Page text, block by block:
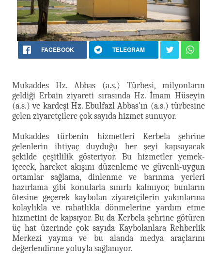
FACEBOOK TELEGRAM
Mukaddes Hz. Abbas (a.s.) Türbesi, milyonların
geldiği Erbain ziyareti sırasında Hz. İmam Hüseyin
(a.s.) ve kardeşi Hz. Ebulfazl Abbas'ın (a.s.) türbesine
gelen ziyaretçilere çok sayıda hizmet sunuyor.
Mukaddes türbenin hizmetleri Kerbela şehrine
gelenlerin ihtiyaç duyduğu her şeyi kapsayacak
şekilde çeşitlilik gösteriyor. Bu hizmetler yemek-
içecek, hareket akışını düzenleme ve güvenli-uygun
ortamlar sağlama, dinlenme ve barınma yerleri
hazırlama gibi konularla sınırlı kalmıyor, bunların
ötesine geçerek kaybolan ziyaretçilerin yakınlarına
kolaylıkla ve rahatlıkla dönmelerine yardım etme
hizmetini de kapsıyor. Bu da Kerbela şehrine götüren
üç hat üzerinde çok sayıda Kaybolanlara Rehberlik
Merkezi yayma ve bu alanda medya araçlarını
değerlendirme yoluyla sağlanıyor.